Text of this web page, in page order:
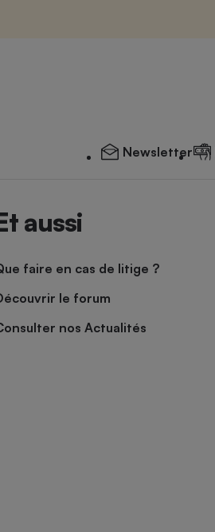
Newsletter
aussi
faire en cas de litige ?
le forum
nos Actualités